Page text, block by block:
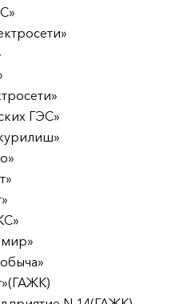
ГЭС»